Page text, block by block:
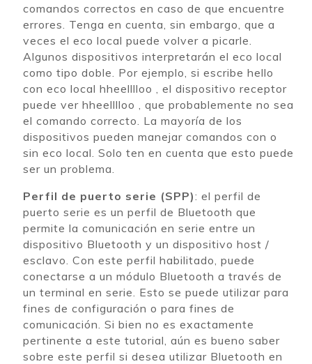
comandos correctos en caso de que encuentre
errores. Tenga en cuenta, sin embargo, que a
veces el eco local puede volver a picarle.
Algunos dispositivos interpretarán el eco local
como tipo doble. Por ejemplo, si escribe hello
con eco local hheelllloo , el dispositivo receptor
puede ver hheelllloo , que probablemente no sea
el comando correcto. La mayoría de los
dispositivos pueden manejar comandos con o
sin eco local. Solo ten en cuenta que esto puede
ser un problema.
Perfil de puerto serie (SPP): el perfil de
puerto serie es un perfil de Bluetooth que
permite la comunicación en serie entre un
dispositivo Bluetooth y un dispositivo host /
esclavo. Con este perfil habilitado, puede
conectarse a un módulo Bluetooth a través de
un terminal en serie. Esto se puede utilizar para
fines de configuración o para fines de
comunicación. Si bien no es exactamente
pertinente a este tutorial, aún es bueno saber
sobre este perfil si desea utilizar Bluetooth en